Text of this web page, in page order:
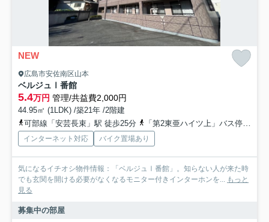
NEW
広島市安佐南区山本
ベルジュⅠ番館
5.4万円 管理/共益費2,000円
44.95㎡ (1LDK) /築21年 /2階建
可部線「安芸長束」駅 徒歩25分
「第2東亜ハイツ上」バス停下車 徒歩5分
インターネット対応 バイク置場あり
気になるイチオシ物件情報：「ベルジュⅠ番館」。知らない人が来た時
でも玄関を開ける必要がなくなるモニター付きインターホンを... もっと
見る
募集中の部屋